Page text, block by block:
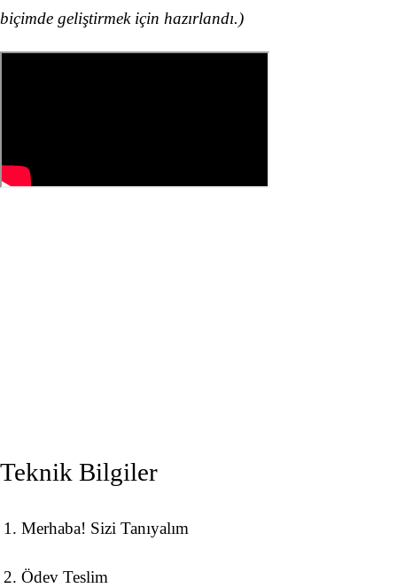
biçimde geliştirmek için hazırlandı.)
Teknik Bilgiler
Merhaba! Sizi Tanıyalım
Ödev Teslim